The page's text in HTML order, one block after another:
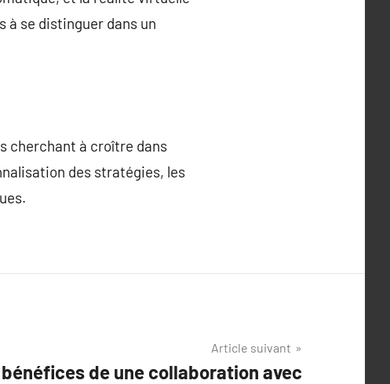
à se distinguer dans un
cherchant à croître dans
des stratégies, les
Article suivant
de une collaboration avec